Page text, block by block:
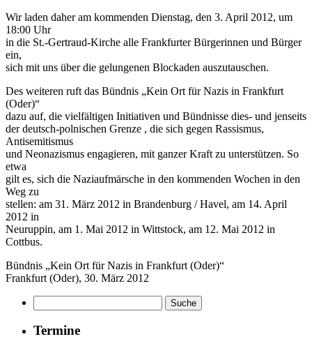
Wir laden daher am kommenden Dienstag, den 3. April 2012, um
18:00 Uhr
in die St.-Gertraud-Kirche alle Frankfurter Bürgerinnen und Bürger
ein,
sich mit uns über die gelungenen Blockaden auszutauschen.
Des weiteren ruft das Bündnis „Kein Ort für Nazis in Frankfurt
(Oder)“
dazu auf, die vielfältigen Initiativen und Bündnisse dies- und jenseits
der deutsch-polnischen Grenze , die sich gegen Rassismus,
Antisemitismus
und Neonazismus engagieren, mit ganzer Kraft zu unterstützen. So
etwa
gilt es, sich die Naziaufmärsche in den kommenden Wochen in den
Weg zu
stellen: am 31. März 2012 in Brandenburg / Havel, am 14. April
2012 in
Neuruppin, am 1. Mai 2012 in Wittstock, am 12. Mai 2012 in
Cottbus.
Bündnis „Kein Ort für Nazis in Frankfurt (Oder)“
Frankfurt (Oder), 30. März 2012
Termine